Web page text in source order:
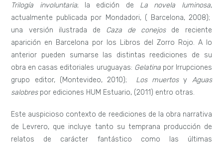
Trilogía involuntaria; la edición de La novela luminosa,
actualmente publicada por Mondadori, ( Barcelona, 2008);
una versión ilustrada de Caza de conejosde reciente
aparición en Barcelona por los Libros del Zorro Rojo. A lo
anterior pueden sumarse las distintas reediciones de su
obra en casas editoriales uruguayas: Gelatinapor Irrupciones
grupo editor, (Montevideo, 2010); Los muertosy Aguas
salobres por ediciones HUM Estuario, (2011) entro otras.
Este auspicioso contexto de reediciones de la obra narrativa
de Levrero, que incluye tanto su temprana producción de
relatos de carácter fantástico como las últimas